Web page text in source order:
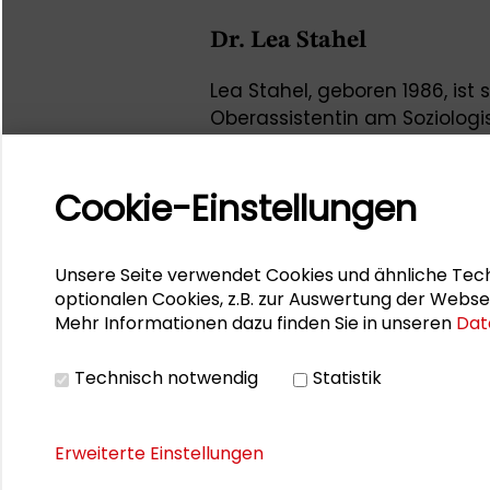
Dr. Lea Stahel
Lea Stahel, geboren 1986,
Oberassistentin am
einem freiwilligen Einsatz als
und Palästina tätig. Ab 2012
Forschung sind unter
sowie Nutzerverhalten und
der Schader-Stiftung zum
Cookie-Einstellungen
Unsere Seite verwendet Cookies und ähnliche
optionalen Cookies, z.B. zur Auswertung der
Mehr Informationen dazu finden Sie in unseren
Technisch notwendig Statistik
Erweiterte Einstellungen